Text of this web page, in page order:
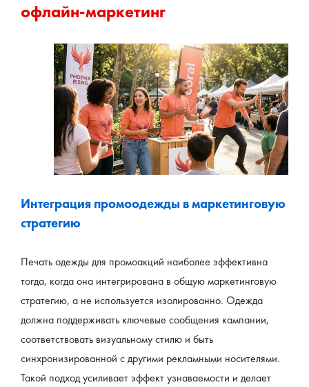
офлайн-маркетинг
Интеграция промоодежды в маркетинговую
стратегию
Печать одежды для промоакций наиболее эффективна
тогда, когда она интегрирована в общую маркетинговую
стратегию, а не используется изолированно. Одежда
должна поддерживать ключевые сообщения кампании,
соответствовать визуальному стилю и быть
синхронизированной с другими рекламными носителями.
Такой подход усиливает эффект узнаваемости и делает